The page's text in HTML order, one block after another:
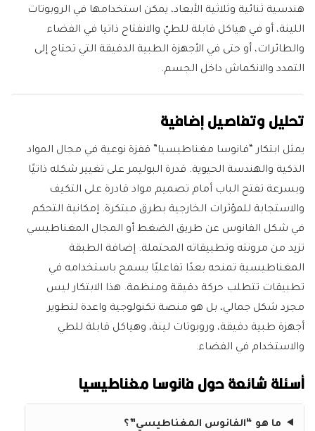
هندسية ثنائية وثلاثية الأبعاد، يمكن استخدامها في الروبوتات
اللينة، أو في هياكل قابلة للطيّ والانفتاح ذاتيا في الفضاء
والطائرات، أو حتى في الأجهزة الطبية الدقيقة التي تحتاج إلى
التمدد والانكماش داخل الجسم.
تحليل وتفاصيل إضافية
يمثل ابتكار “فانوسا مغناطيسيا” قفزة نوعية في مجال المواد
الذكية والهندسة الحيوية. قدرة البوليمر على تغيير شكله ذاتيًا
وبسرعة تفتح الباب أمام تصميم مواد قادرة على التكيف
والاستجابة للمؤثرات الخارجية بطرق مبتكرة. إمكانية التحكم
في شكل الفانوس عن طريق الضغط أو المجال المغناطيسي
تزيد من مرونته وتطبيقاته المحتملة. إضافة الطبقة
المغناطيسية تمنحه بعدًا تفاعليًا يسمح باستخدامه في
تطبيقات تتطلب حركة دقيقة ومنظمة. هذا الابتكار ليس
مجرد شكل جمالي، بل هو منصة تكنولوجية واعدة لتطوير
أجهزة طبية دقيقة، وروبوتات لينة، وهياكل قابلة للطي
والاستخدام في الفضاء.
أسئلة شائعة حول فانوسا مغناطيسيا
ما هو “الفانوس المغناطيسي”؟